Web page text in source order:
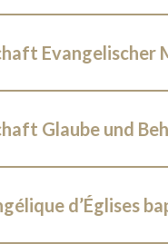
Evangelischer
Glaube und
d’Églises